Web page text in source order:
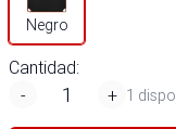
Negro
Cantidad:
-
+ 1